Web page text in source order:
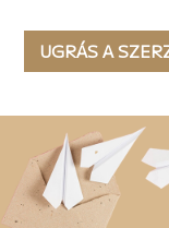
UGRÁS A